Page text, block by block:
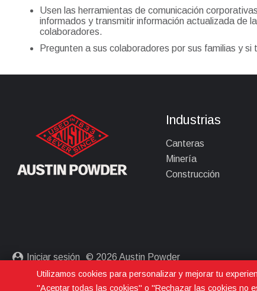
Usen las herramientas de comunicación
informados y transmitir información actualizada de
colaboradores.
Pregunten a sus colaboradores por sus familias y
Industrias
Canteras
Minería
Construcción
Iniciar sesión © 2026 Austin Powder
Política de privacidad
Utilizamos cookies para personalizar y mejorar tu
"Aceptar todas las cookies" o "Rechazar las cookies no